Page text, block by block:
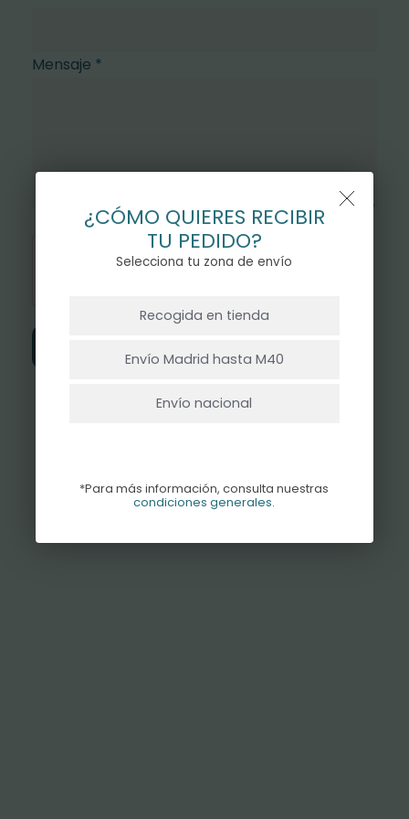
Mensaje *
¿CÓMO QUIERES RECIBIR
TU PEDIDO?
Selecciona tu zona de envío
Recogida en tienda
Envío Madrid hasta M40
Envío nacional
*Para más información, consulta nuestras
condiciones generales.